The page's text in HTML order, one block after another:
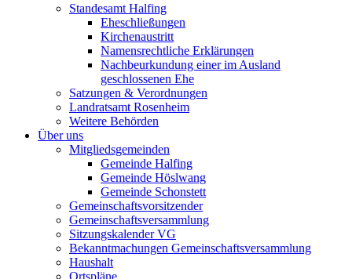
Standesamt Halfing
Eheschließungen
Kirchenaustritt
Namensrechtliche Erklärungen
Nachbeurkundung einer im Ausland
geschlossenen Ehe
Satzungen & Verordnungen
Landratsamt Rosenheim
Weitere Behörden
Über uns
Mitgliedsgemeinden
Gemeinde Halfing
Gemeinde Höslwang
Gemeinde Schonstett
Gemeinschaftsvorsitzender
Gemeinschaftsversammlung
Sitzungskalender VG
Bekanntmachungen Gemeinschaftsversammlung
Haushalt
Ortspläne